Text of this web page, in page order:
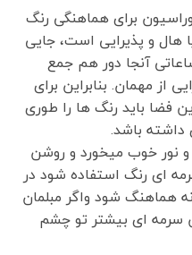
برای هماهنگی رنگ
هال و پذیرایی است، جایی
آنجا دور هم جمع
از مهمان. بنابراین برای
فضا باید رنگ ها را طوری
باشد.
و نور خوب میخورد و روشن
ای رنگ استفاده شود در
هماهنگ شود واگر مبلمان
سرمه ای بیشتر تو چشم